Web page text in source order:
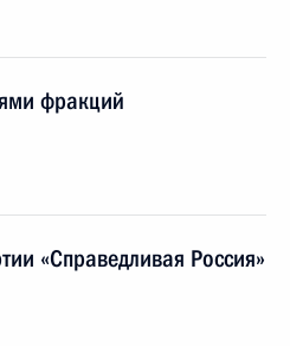
фракций
«Справедливая Россия»